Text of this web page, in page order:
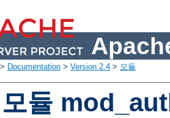
Documentation > Version 2.4 > 모듈
듈